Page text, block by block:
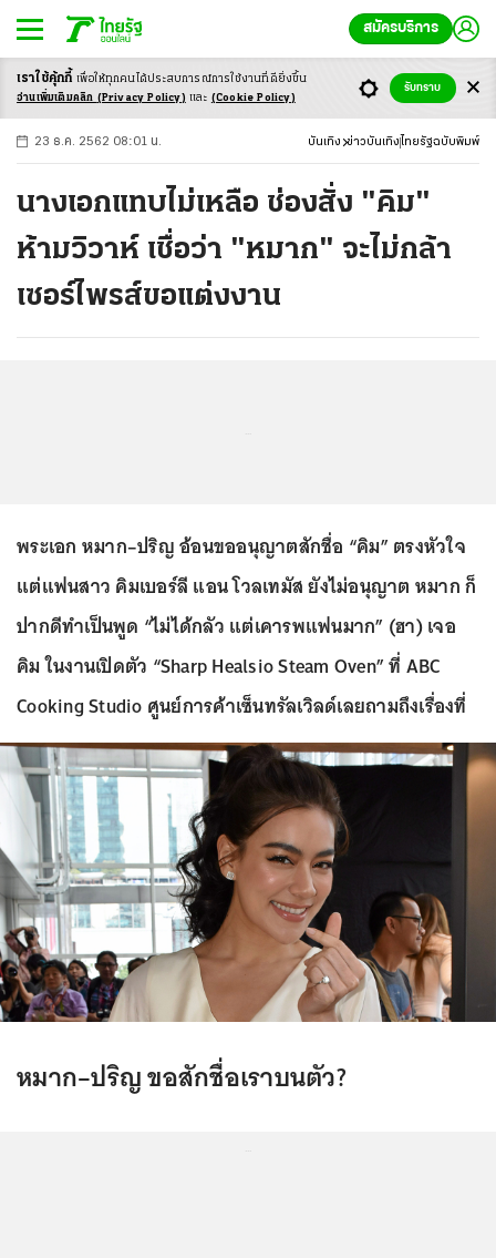
สมัครบริการ
-ก ก ก+
23 ธ.ค. 2562 08:01 น. บันเทิง ข่าวบันเทิง ไทยรัฐฉบับพิมพ์
นางเอกแทบไม่เหลือ ช่องสั่ง "คิม"
ห้ามวิวาห์ เชื่อว่า "หมาก" จะไม่กล้า
เซอร์ไพรส์ขอแต่งงาน
พระเอก หมาก–ปริญ อ้อนขออนุญาตสักชื่อ “คิม” ตรงหัวใจ
แต่แฟนสาว คิมเบอร์ลี แอน โวลเทมัส ยังไม่อนุญาต หมาก ก็
ปากดีทำเป็นพูด “ไม่ได้กลัว แต่เคารพแฟนมาก” (ฮา) เจอ
คิม ในงานเปิดตัว “Sharp Healsio Steam Oven” ที่ ABC
Cooking Studio ศูนย์การค้าเซ็นทรัลเวิลด์เลยถามถึงเรื่องที่
หมาก–ปริญ ขอสักชื่อเราบนตัว?
เราใช้คุ้กกี้ เพื่อให้ทุกคนได้ประสบการณ์การใช้งานที่ดียิ่งขึ้น
อ่านเพิ่มเติมคลิก (Privacy Policy) และ (Cookie Policy)
รับทราบ